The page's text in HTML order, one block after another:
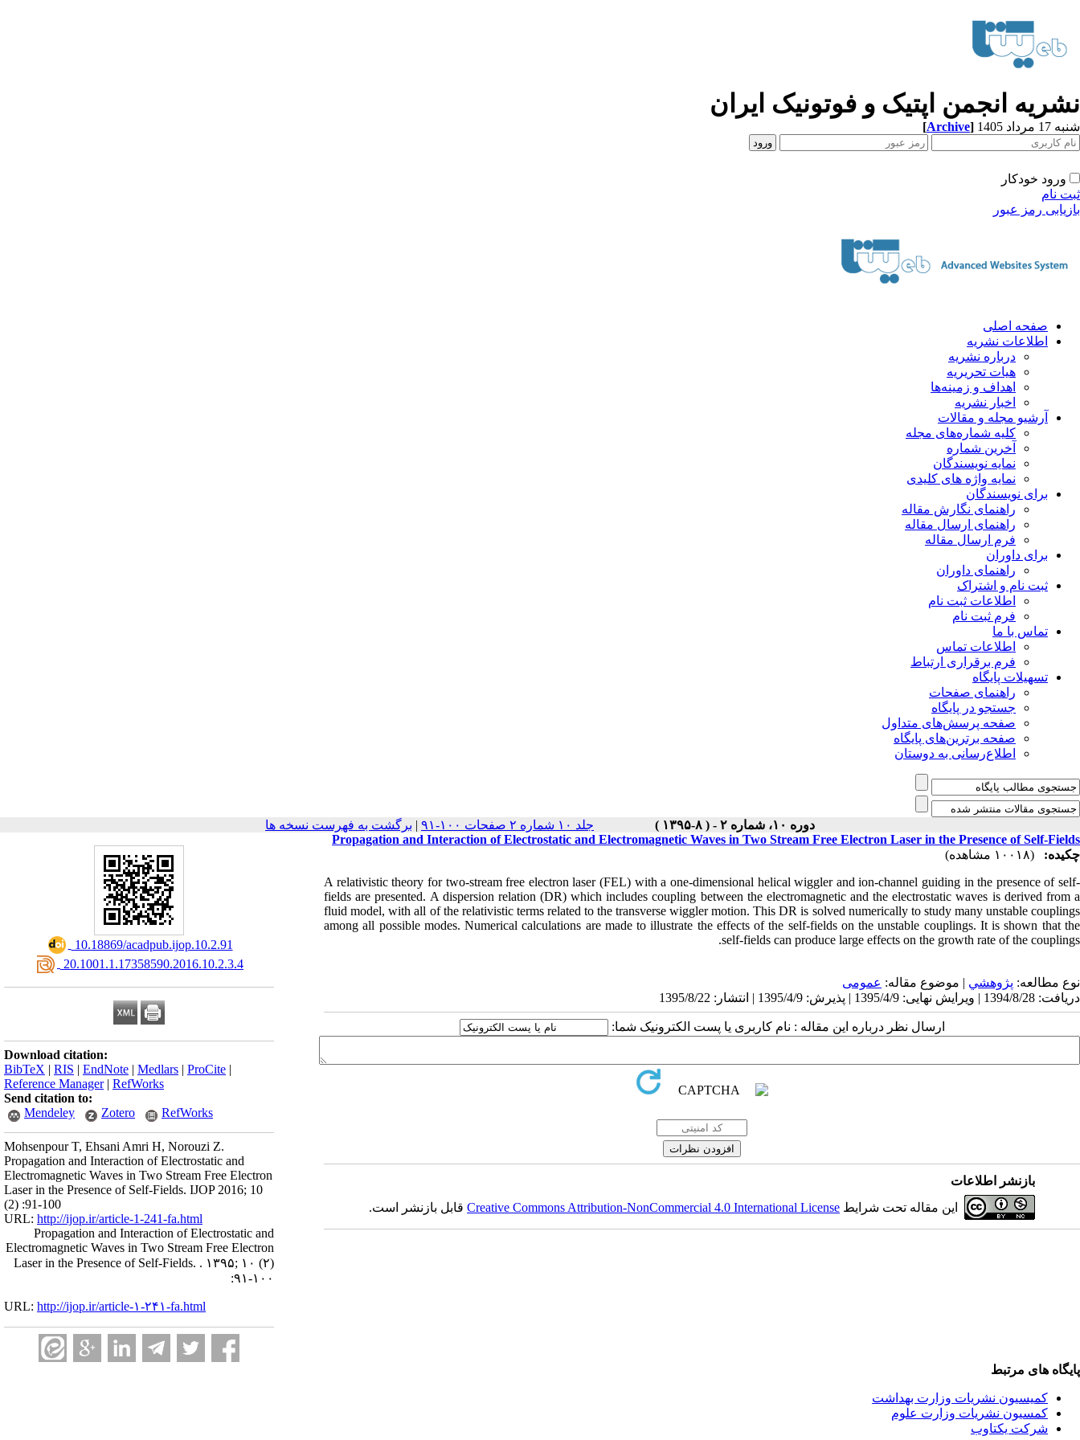
نشریه انجمن اپتیک و فوتونیک ایران
شنبه 17 مرداد 1405 [Archive]
ورود خودکار
ثبت نام
بازیابی رمز عبور
صفحه اصلی
اطلاعات نشریه
درباره نشریه
هیات تحریریه
اهداف و زمینه‌ها
اخبار نشریه
آرشیو مجله و مقالات
کلیه شماره‌های مجله
آخرین شماره
نمایه نویسندگان
نمایه واژه های کلیدی
برای نویسندگان
راهنمای نگارش مقاله
راهنمای ارسال مقاله
فرم ارسال مقاله
برای داوران
راهنمای داوران
ثبت نام و اشتراک
اطلاعات ثبت نام
فرم ثبت نام
تماس با ما
اطلاعات تماس
فرم برقراری ارتباط
تسهیلات پایگاه
راهنمای صفحات
جستجو در پایگاه
صفحه پرسش‌های متداول
صفحه برترین‌های پایگاه
اطلاع‌رسانی به دوستان
دوره ۱۰، شماره ۲ - ( ۸-۱۳۹۵ ) جلد ۱۰ شماره ۲ صفحات ۱۰۰-۹۱ | برگشت به فهرست نسخه ها
‎ 10.18869/acadpub.ijop.10.2.91
‎ 20.1001.1.17358590.2016.10.2.3.4
Download citation:
BibTeX | RIS | EndNote | Medlars | ProCite |
Reference Manager| RefWorks
Send citation to:
Mendeley
Zotero RefWorks
Mohsenpour T, Ehsani Amri H, Norouzi Z.
Propagation and Interaction of Electrostatic and
Electromagnetic Waves in Two Stream Free Electron
Laser in the Presence of Self-Fields. IJOP 2016; 10
(2) :91-100
URL: http://ijop.ir/article-1-241-fa.html
Propagation and Interaction of Electrostatic and
Electromagnetic Waves in Two Stream Free Electron
Laser in the Presence of Self-Fields. . ۱۳۹۵; ۱۰ (۲)
:۹۱-۱۰۰
URL: http://ijop.ir/article-۱-۲۴۱-fa.html
Propagation and Interaction of Electrostatic and Electromagnetic Waves in Two Stream Free Electron Laser in the Presence of Self-Fields
چکیده:
(۱۰۰۱۸ مشاهده)
A relativistic theory for two-stream free electron laser (FEL) with a one-dimensional helical wiggler and ion-channel guiding in the presence of self-
fields are presented. A dispersion relation (DR) which includes coupling between the electromagnetic and the electrostatic waves is derived from a
fluid model, with all of the relativistic terms related to the transverse wiggler motion. This DR is solved numerically to study many unstable couplings
among all possible modes. Numerical calculations are made to illustrate the effects of the self-fields on the unstable couplings. It is shown that the
self-fields can produce large effects on the growth rate of the couplings.
نوع مطالعه: پژوهشي | موضوع مقاله: عمومى
دریافت: 1394/8/28 | ویرایش نهایی: 1395/4/9 | پذیرش: 1395/4/9 | انتشار: 1395/8/22
ارسال نظر درباره این مقاله : نام کاربری یا پست الکترونیک شما:
بازنشر اطلاعات
این مقاله تحت شرایط Creative Commons Attribution-NonCommercial 4.0 International Licenseقابل بازنشر است.
پایگاه های مرتبط
کمیسیون نشریات وزارت بهداشت
کمسیون نشریات وزارت علوم
شرکت یکتاوب